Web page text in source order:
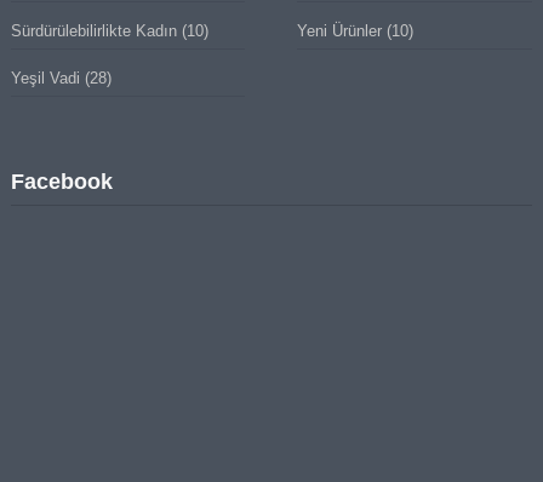
Sürdürülebilirlikte Kadın(10) Yeni Ürünler (10)
Yeşil Vadi (28)
Facebook